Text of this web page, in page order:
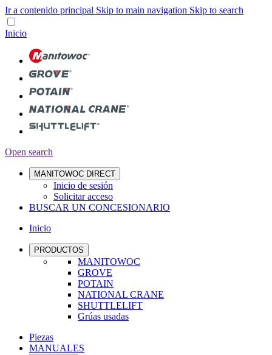
Ir a contenido principal Skip to main navigation Skip to search
Inicio
Open search
MANITOWOC DIRECT
Inicio de sesión
Solicitar acceso
BUSCAR UN CONCESIONARIO
Inicio
PRODUCTOS
MANITOWOC
GROVE
POTAIN
NATIONAL CRANE
SHUTTLELIFT
Grúas usadas
Piezas
MANUALES